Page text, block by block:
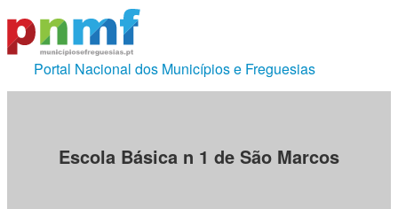
Portal Nacional dos Municípios e Freguesias
Escola Básica n 1 de São Marcos